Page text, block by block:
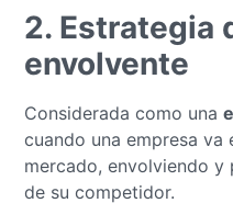
2. Estrategia
envolvente
Considerada como una
cuando una empresa va
mercado, envolviendo y
de su competidor.